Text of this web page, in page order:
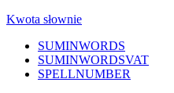
Kwota słownie
SUMINWORDS
SUMINWORDSVAT
SPELLNUMBER